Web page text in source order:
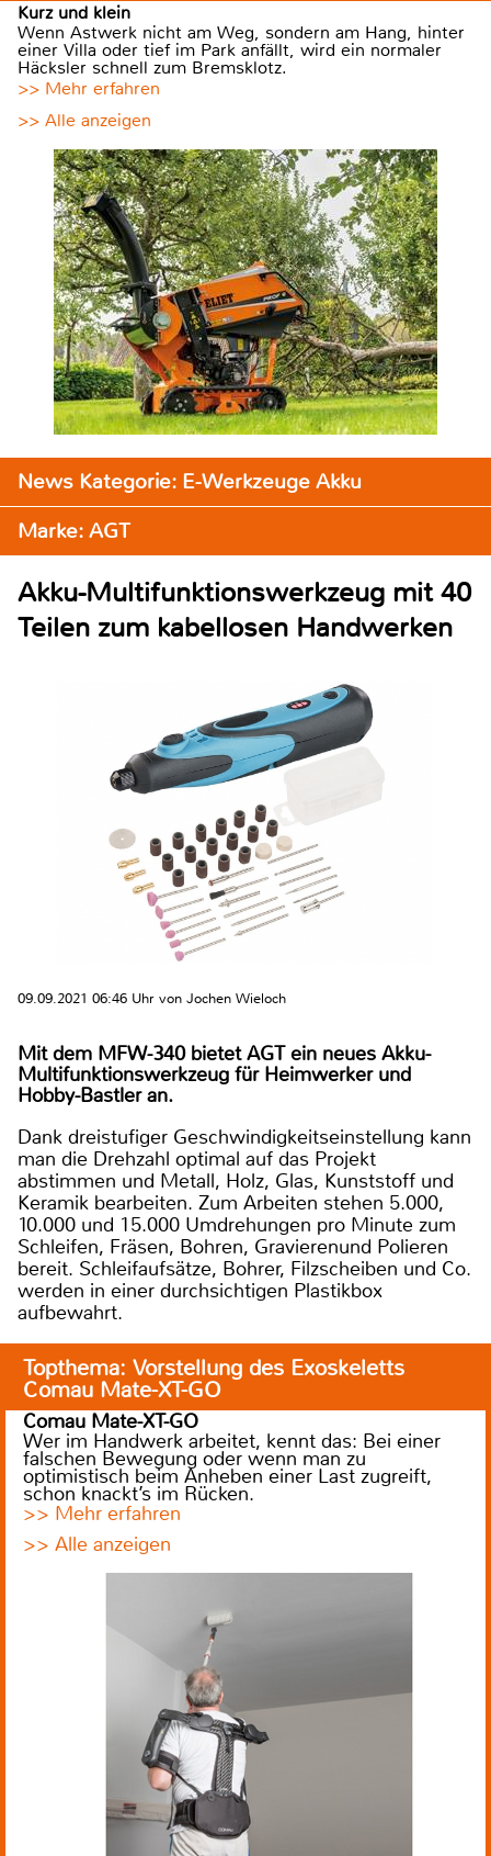
Kurz und klein
Wenn Astwerk nicht am Weg, sondern am Hang, hinter
einer Villa oder tief im Park anfällt, wird ein normaler
Häcksler schnell zum Bremsklotz.
>> Mehr erfahren
>> Alle anzeigen
News Kategorie: E-Werkzeuge Akku
Marke: AGT
Akku-Multifunktionswerkzeug mit 40
Teilen zum kabellosen Handwerken
09.09.2021 06:46 Uhr von Jochen Wieloch
Mit dem MFW-340 bietet AGT ein neues Akku-
Multifunktionswerkzeug für Heimwerker und
Hobby-Bastler an.
Dank dreistufiger Geschwindigkeitseinstellung kann
man die Drehzahl optimal auf das Projekt
abstimmen und Metall, Holz, Glas, Kunststoff und
Keramik bearbeiten. Zum Arbeiten stehen 5.000,
10.000 und 15.000 Umdrehungen pro Minute zum
Schleifen, Fräsen, Bohren, Gravierenund Polieren
bereit. Schleifaufsätze, Bohrer, Filzscheiben und Co.
werden in einer durchsichtigen Plastikbox
aufbewahrt.
Topthema: Vorstellung des Exoskeletts
Comau Mate-XT-GO
Comau Mate-XT-GO
Wer im Handwerk arbeitet, kennt das: Bei einer
falschen Bewegung oder wenn man zu
optimistisch beim Anheben einer Last zugreift,
schon knackt’s im Rücken.
>> Mehr erfahren
>> Alle anzeigen